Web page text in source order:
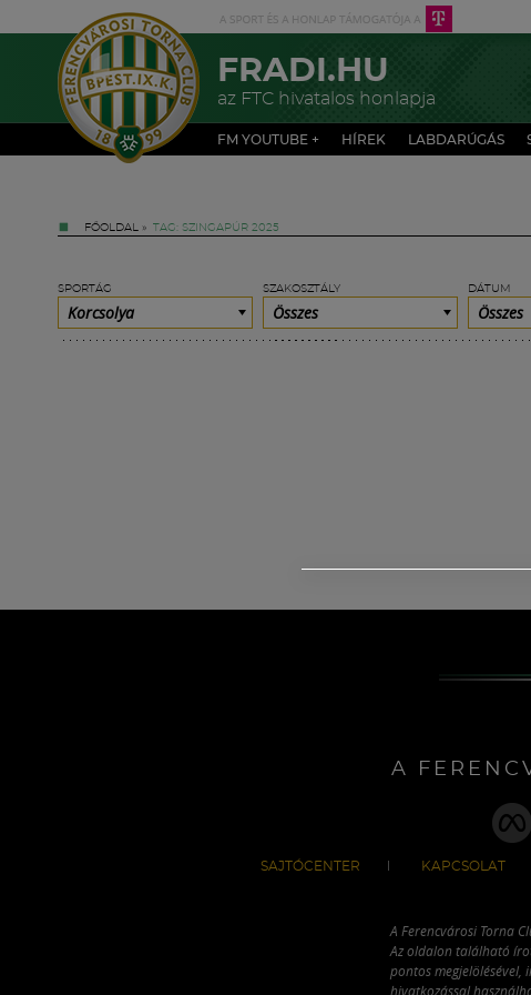
FRADI.HU
az FTC hivatalos honlapja
FM YOUTUBE + HÍREK LABDARÚGÁS
FŐOLDAL » TAG: SZINGAPÚR 2025
SPORTÁG
Korcsolya
SZAKOSZTÁLY
Összes
DÁTUM
Összes
A
SAJTÓCENTER KAPCSOLAT
A Ferencvárosi Torna
Az oldalon található
pontos megjelölésével,
hivatkozással